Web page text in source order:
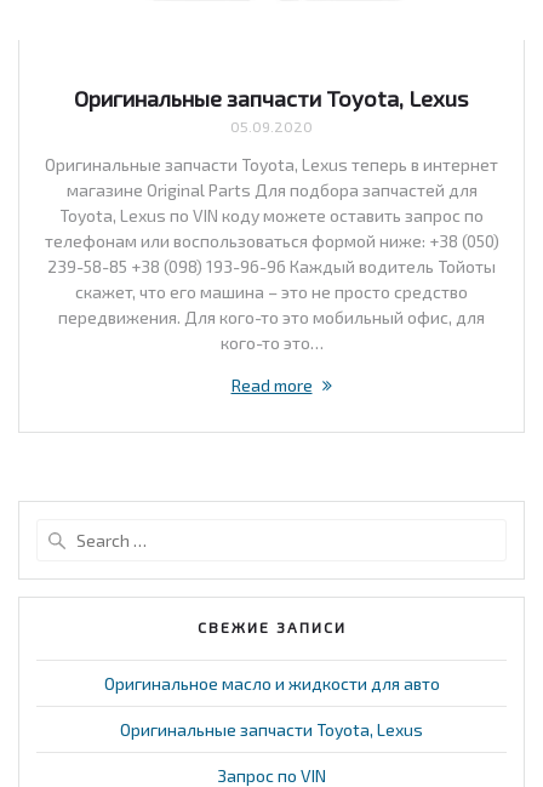
Оригинальные запчасти Toyota, Lexus
05.09.2020
Оригинальные запчасти Toyota, Lexus теперь в интернет
магазине Original Parts Для подбора запчастей для
Toyota, Lexus по VIN коду можете оставить запрос по
телефонам или воспользоваться формой ниже: +38 (050)
239-58-85 +38 (098) 193-96-96 Каждый водитель Тойоты
скажет, что его машина – это не просто средство
передвижения. Для кого-то это мобильный офис, для
кого-то это…
Read more
СВЕЖИЕ ЗАПИСИ
Оригинальное масло и жидкости для авто
Оригинальные запчасти Toyota, Lexus
Запрос по VIN